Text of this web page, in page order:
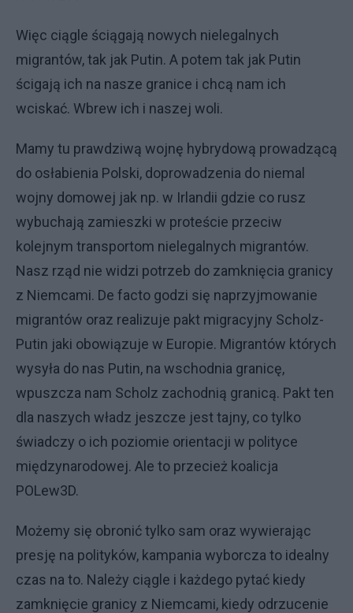
Więc ciągle ściągają nowych nielegalnych
migrantów, tak jak Putin. A potem tak jak Putin
ścigają ich na nasze granice i chcą nam ich
wciskać. Wbrew ich i naszej woli.
Mamy tu prawdziwą wojnę hybrydową prowadzącą
do osłabienia Polski, doprowadzenia do niemal
wojny domowej jak np. w Irlandii gdzie co rusz
wybuchają zamieszki w proteście przeciw
kolejnym transportom nielegalnych migrantów.
Nasz rząd nie widzi potrzeb do zamknięcia granicy
z Niemcami. De facto godzi się naprzyjmowanie
migrantów oraz realizuje pakt migracyjny Scholz-
Putin jaki obowiązuje w Europie. Migrantów których
wysyła do nas Putin, na wschodnia granicę,
wpuszcza nam Scholz zachodnią granicą. Pakt ten
dla naszych władz jeszcze jest tajny, co tylko
świadczy o ich poziomie orientacji w polityce
międzynarodowej. Ale to przecież koalicja
POLew3D.
Możemy się obronić tylko sam oraz wywierając
presję na polityków, kampania wyborcza to idealny
czas na to. Należy ciągle i każdego pytać kiedy
zamknięcie granicy z Niemcami, kiedy odrzucenie